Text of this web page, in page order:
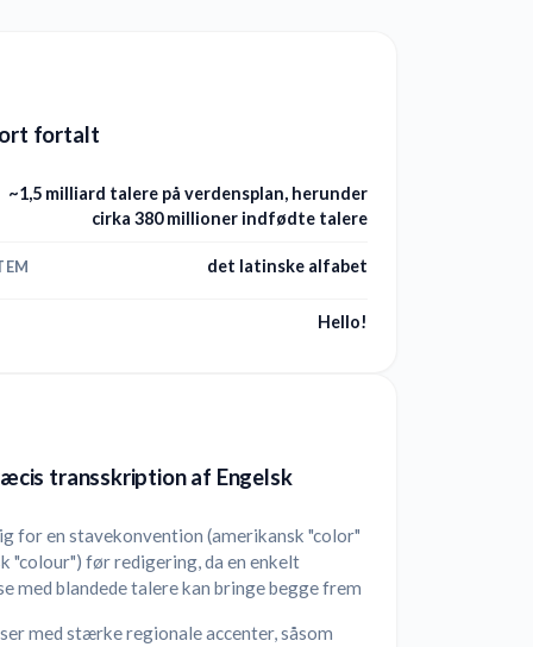
fortalt
~1,5 milliard talere på verdensplan, herunder
cirka 380 millioner indfødte talere
det latinske alfabet
Hello!
transskription af Engelsk
for en stavekonvention (amerikansk "color"
"colour") før redigering, da en enkelt
med blandede talere kan bringe begge frem
med stærke regionale accenter, såsom